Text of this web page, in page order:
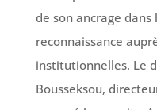
de son ancrage
reconnaissance
institutionnelles. Le
Bousseksou,